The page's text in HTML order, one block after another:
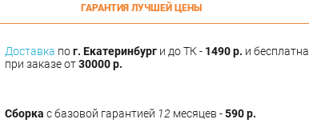
ГАРАНТИЯ ЛУЧШЕЙ ЦЕНЫ
Доставка пог. Екатеринбург и до ТК - 1490 р. и бесплатна
при заказе от30000 р.
Сборка с базовой гарантией 12 месяцев -590 р.